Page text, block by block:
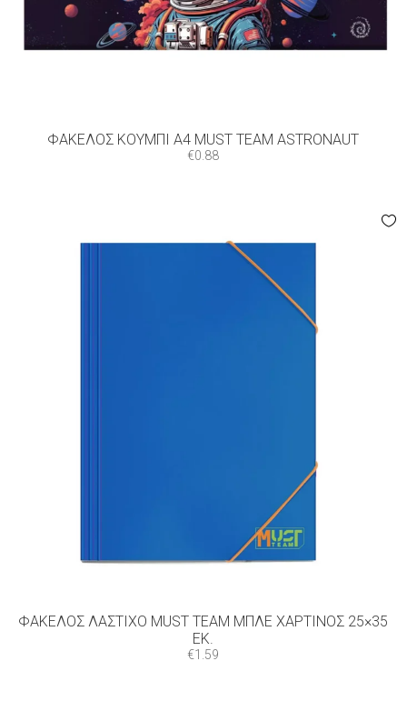
ΦΆΚΕΛΟΣ ΚΟΥΜΠΊ Α4 MUST TEAM ASTRONAUT
€0.88
ΦΆΚΕΛΟΣ ΛΆΣΤΙΧΟ MUST TEAM ΜΠΛΕ ΧΆΡΤΙΝΟΣ 25×35
ΕΚ.
€1.59